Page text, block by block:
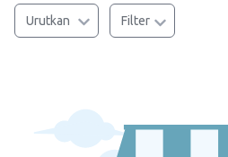
Urutkan Filter